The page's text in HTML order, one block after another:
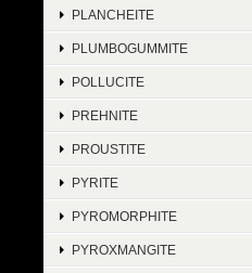
PLANCHEITE
PLUMBOGUMMITE
POLLUCITE
PREHNITE
PROUSTITE
PYRITE
PYROMORPHITE
PYROXMANGITE